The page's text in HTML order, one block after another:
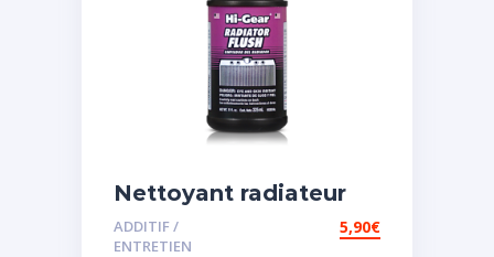
Nettoyant radiateur
ADDITIF /
ENTRETIEN
5,90€